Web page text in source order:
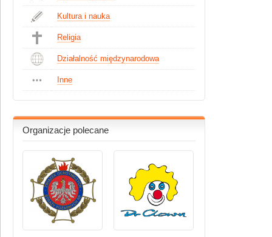
Kultura i nauka
Religia
Działalność międzynarodowa
Inne
Organizacje polecane